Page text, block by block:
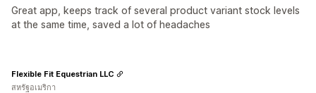
Great app, keeps track of several product variant stock levels
at the same time, saved a lot of headaches
Flexible Fit Equestrian LLC
สหรัฐอเมริกา